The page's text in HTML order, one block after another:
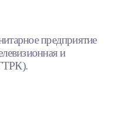
предприятие
и